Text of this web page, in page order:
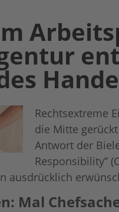
Rechtsextreme
die Mitte
Antwort der
Responsibility”
ausdrücklich
Mal